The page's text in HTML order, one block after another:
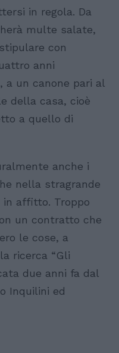
in regola. Da
multe salate,
con
anni
a un canone pari al
della casa, cioè
a quello di
anche i
nella stragrande
in affitto. Troppo
un contratto che
le cose, a
ricerca “Gli
due anni fa dal
Inquilini ed